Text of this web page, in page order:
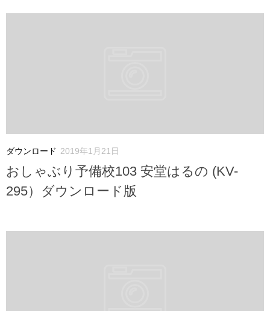
ダウンロード 2019年1月21日
おしゃぶり予備校103 安堂はるの (KV-
295）ダウンロード版